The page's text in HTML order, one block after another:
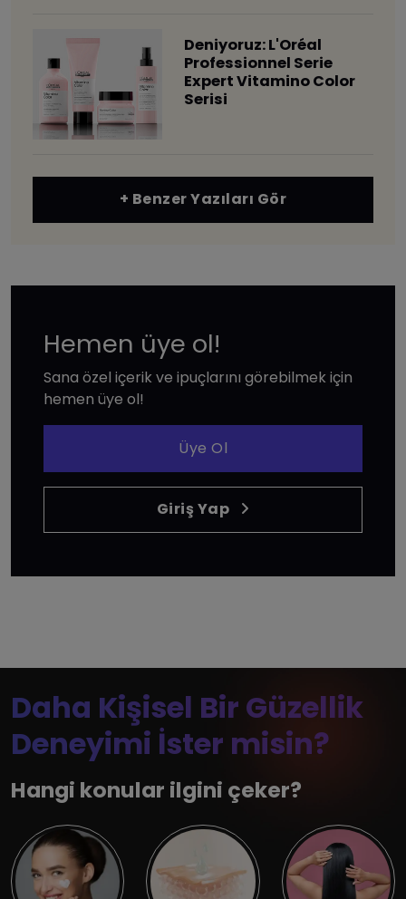
Deniyoruz: L'Oréal
Professionnel Serie
Expert Vitamino Color
Serisi
+ Benzer Yazıları Gör
Hemen üye ol!
Sana özel içerik ve ipuçlarını görebilmek için
hemen üye ol!
Üye Ol
Giriş Yap
Daha Kişisel Bir Güzellik
Deneyimi İster misin?
Hangi konular ilgini çeker?